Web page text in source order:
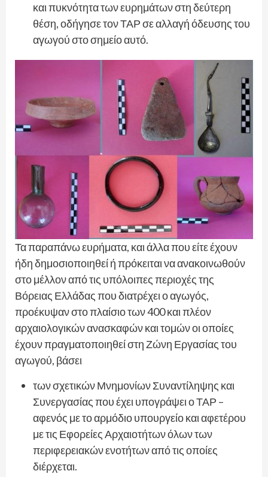
και πυκνότητα των ευρημάτων στη δεύτερη
θέση, οδήγησε τον ΤΑΡ σε αλλαγή όδευσης του
αγωγού στο σημείο αυτό.
Τα παραπάνω ευρήματα, και άλλα που είτε έχουν
ήδη δημοσιοποιηθεί ή πρόκειται να ανακοινωθούν
στο μέλλον από τις υπόλοιπες περιοχές της
Βόρειας Ελλάδας που διατρέχει ο αγωγός,
προέκυψαν στο πλαίσιο των 400 και πλέον
αρχαιολογικών ανασκαφών και τομών οι οποίες
έχουν πραγματοποιηθεί στη Ζώνη Εργασίας του
αγωγού, βάσει
των σχετικών Μνημονίων Συναντίληψης και
Συνεργασίας που έχει υπογράψει ο ΤΑΡ –
αφενός με το αρμόδιο υπουργείο και αφετέρου
με τις Εφορείες Αρχαιοτήτων όλων των
περιφερειακών ενοτήτων από τις οποίες
διέρχεται.